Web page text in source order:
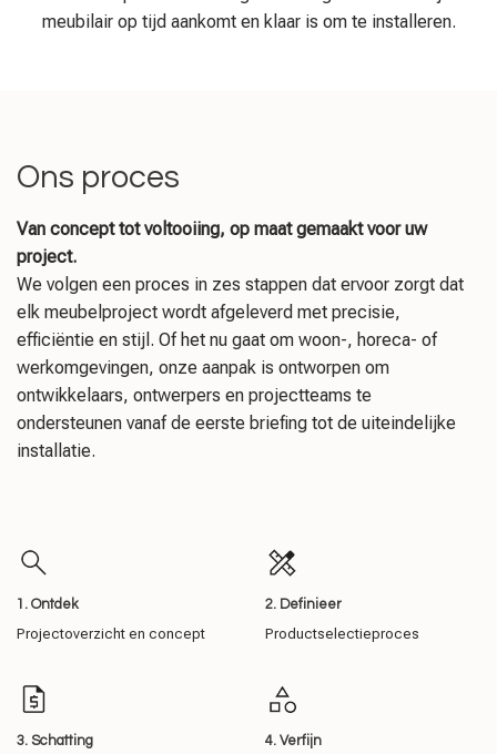
meubilair op tijd aankomt en klaar is om te installeren.
Ons proces
Van concept tot voltooiing, op maat gemaakt voor uw
project.
We volgen een proces in zes stappen dat ervoor zorgt dat
elk meubelproject wordt afgeleverd met precisie,
efficiëntie en stijl. Of het nu gaat om woon-, horeca- of
werkomgevingen, onze aanpak is ontworpen om
ontwikkelaars, ontwerpers en projectteams te
ondersteunen vanaf de eerste briefing tot de uiteindelijke
installatie.
1. Ontdek
Projectoverzicht en concept
2. Definieer
Productselectieproces
3. Schatting 4. Verfijn